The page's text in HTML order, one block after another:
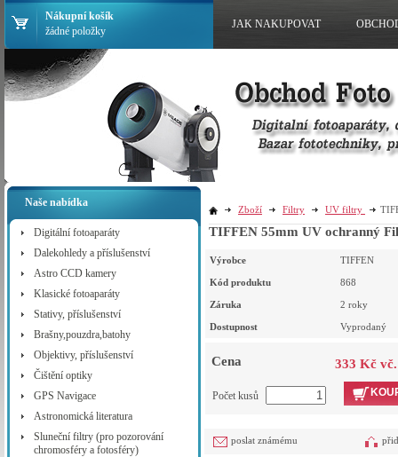
Naše nabídka
Digitální fotoaparáty
Dalekohledy a příslušenství
Astro CCD kamery
Klasické fotoaparáty
Stativy, příslušenství
Brašny,pouzdra,batohy
Objektivy, příslušenství
Čištění optiky
GPS Navigace
Astronomická literatura
Sluneční filtry (pro pozorování
chromosféry a fotosféry)
Zboží Filtry UV filtry
TIFFEN 55mm UV ochranný
Výrobce TIFFEN
Kód produktu 868
Záruka 2 roky
Dostupnost Vyprodaný
Cena 333 Kč
Počet kusů
poslat známému
Nákupní košík
žádné položky
JAK NAKUPOVAT